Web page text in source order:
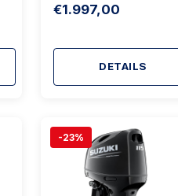
Package (2026)
€1.997,00
DETAILS
-23%